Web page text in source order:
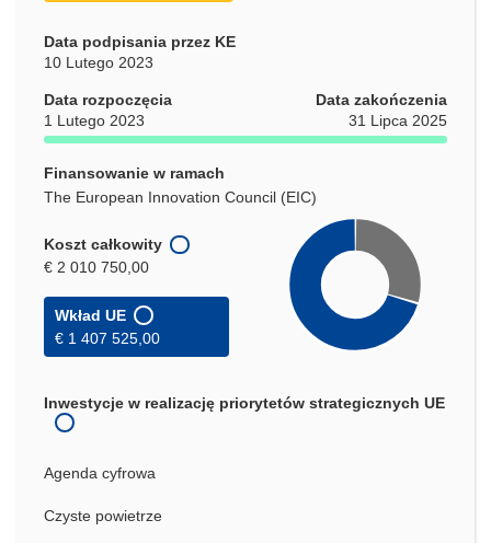
Data podpisania przez KE
10 Lutego 2023
Data rozpoczęcia
1 Lutego 2023
Data zakończenia
31 Lipca 2025
Finansowanie w ramach
The European Innovation Council (EIC)
Koszt całkowity
€ 2 010 750,00
Wkład UE
€ 1 407 525,00
Inwestycje w realizację priorytetów strategicznych UE
Agenda cyfrowa
Czyste powietrze